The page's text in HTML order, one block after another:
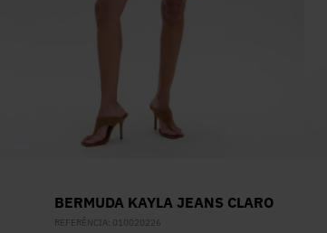
BERMUDA KAYLA JEANS CLARO
REFERÊNCIA: 010020226